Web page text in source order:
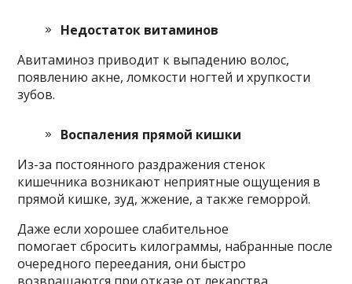
Недостаток витаминов
Авитаминоз приводит к выпадению волос,
появлению акне, ломкости ногтей и хрупкости
зубов.
Воспаления прямой кишки
Из-за постоянного раздражения стенок
кишечника возникают неприятные ощущения в
прямой кишке, зуд, жжение, а также геморрой.
Даже если хорошее слабительное
помогает сбросить килограммы, набранные после
очередного переедания, они быстро